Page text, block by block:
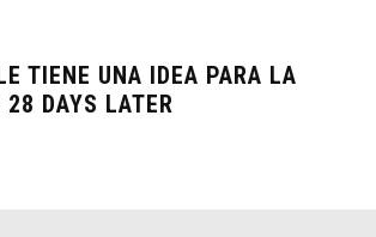
TIENE UNA IDEA PARA LA
28 DAYS LATER